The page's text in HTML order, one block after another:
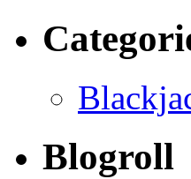
Blogroll